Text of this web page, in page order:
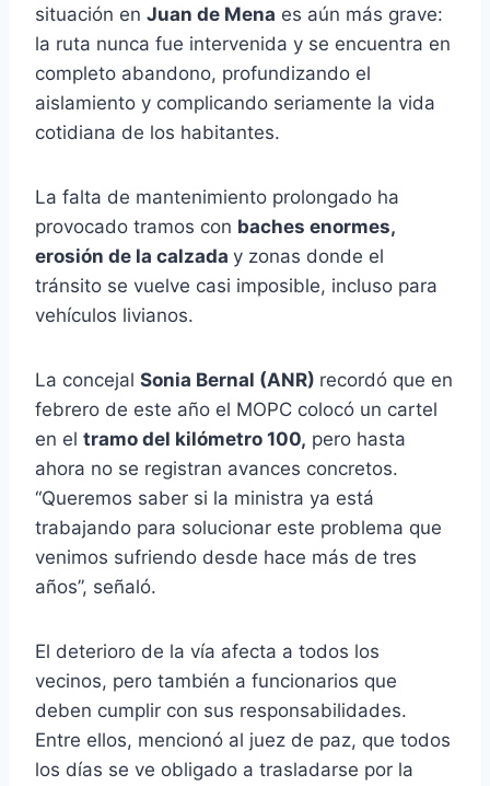
situación en Juan de Mena es aún más grave:
la ruta nunca fue intervenida y se encuentra en
completo abandono, profundizando el
aislamiento y complicando seriamente la vida
cotidiana de los habitantes.
La falta de mantenimiento prolongado ha
provocado tramos con baches enormes,
erosión de la calzada y zonas donde el
tránsito se vuelve casi imposible, incluso para
vehículos livianos.
La concejal Sonia Bernal (ANR) recordó que en
febrero de este año el MOPC colocó un cartel
en el tramo del kilómetro 100, pero hasta
ahora no se registran avances concretos.
“Queremos saber si la ministra ya está
trabajando para solucionar este problema que
venimos sufriendo desde hace más de tres
años”, señaló.
El deterioro de la vía afecta a todos los
vecinos, pero también a funcionarios que
deben cumplir con sus responsabilidades.
Entre ellos, mencionó al juez de paz, que todos
los días se ve obligado a trasladarse por la